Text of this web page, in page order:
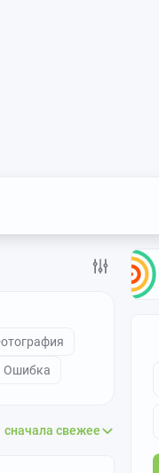
Ошибка
сначала свежее